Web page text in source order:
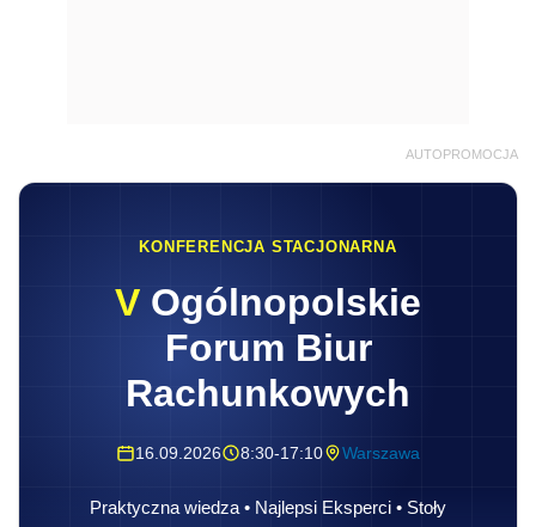
AUTOPROMOCJA
KONFERENCJA STACJONARNA
V Ogólnopolskie
Forum Biur
Rachunkowych
16.09.2026 8:30-17:10 Warszawa
Praktyczna wiedza • Najlepsi Eksperci • Stoły